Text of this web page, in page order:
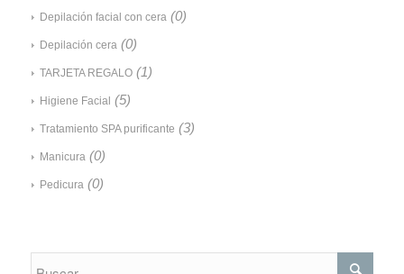
Depilación facial con cera (0)
Depilación cera (0)
TARJETA REGALO (1)
Higiene Facial (5)
Tratamiento SPA purificante (3)
Manicura (0)
Pedicura (0)